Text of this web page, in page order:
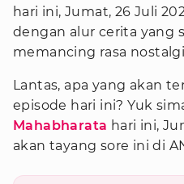
hari ini, Jumat, 26 Juli
dengan alur cerita yang
memancing rasa
Lantas, apa yang akan
episode hari ini? Yuk
Mahabharata hari ini,
akan tayang sore ini di